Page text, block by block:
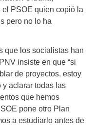
PSOE quien copió la
pero no lo ha
que los socialistas han
insiste en que “si
de proyectos, estoy
aclarar todas las
que hemos
pone otro Plan
a estudiarlo antes de